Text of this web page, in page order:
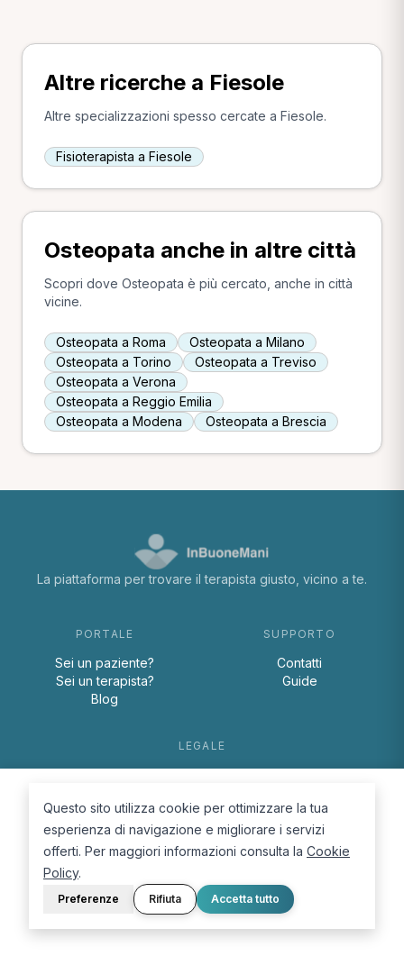
Altre ricerche a Fiesole
Altre specializzazioni spesso cercate a Fiesole.
Fisioterapista a Fiesole
Osteopata anche in altre città
Scopri dove Osteopata è più cercato, anche in città
vicine.
Osteopata a Roma
Osteopata a Milano
Osteopata a Torino
Osteopata a Treviso
Osteopata a Verona
Osteopata a Reggio Emilia
Osteopata a Modena
Osteopata a Brescia
La piattaforma per trovare il terapista giusto, vicino a te.
PORTALE
Sei un paziente?
Sei un terapista?
Blog
SUPPORTO
Contatti
Guide
LEGALE
Cookie Policy
© 2026 D.Lab S.r.l. — InBuoneMani
Questo sito utilizza cookie per ottimizzare la tua
esperienza di navigazione e migliorare i servizi
offerti. Per maggiori informazioni consulta la Cookie
Policy.
Preferenze Rifiuta Accetta tutto